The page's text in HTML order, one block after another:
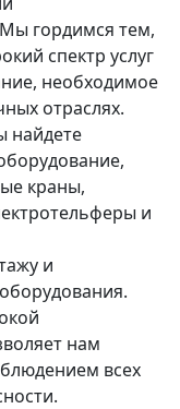
гордимся тем,
спектр услуг
необходимое
отраслях.
найдете
краны,
и
и
нам
всех